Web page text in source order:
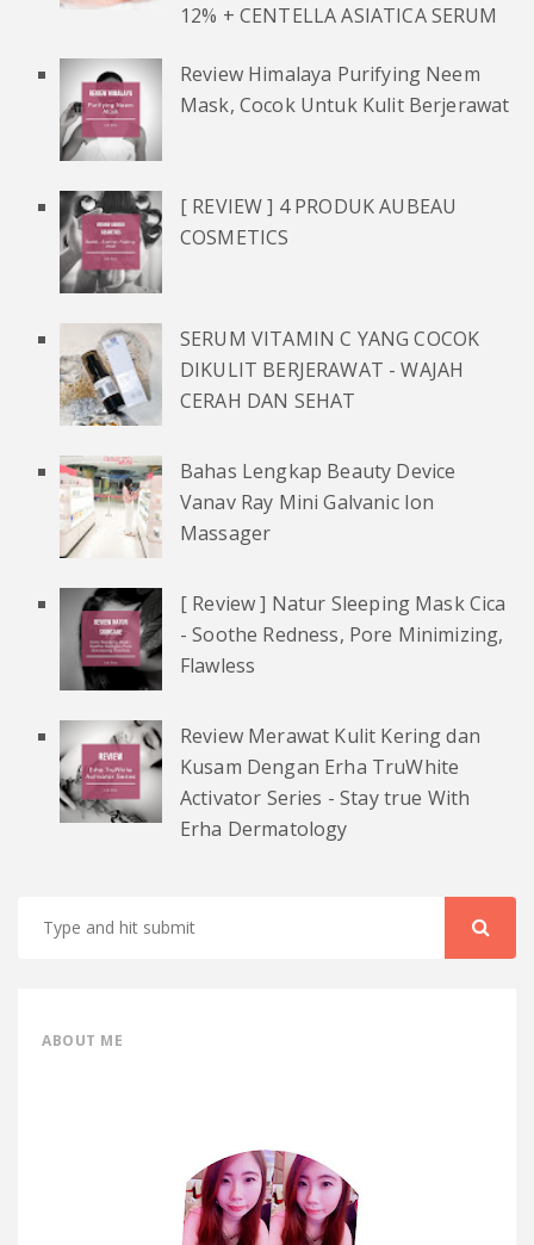
12% + CENTELLA ASIATICA SERUM
Review Himalaya Purifying Neem
Mask, Cocok Untuk Kulit Berjerawat
[ REVIEW ] 4 PRODUK AUBEAU
COSMETICS
SERUM VITAMIN C YANG COCOK
DIKULIT BERJERAWAT - WAJAH
CERAH DAN SEHAT
Bahas Lengkap Beauty Device
Vanav Ray Mini Galvanic Ion
Massager
[ Review ] Natur Sleeping Mask Cica
- Soothe Redness, Pore Minimizing,
Flawless
Review Merawat Kulit Kering dan
Kusam Dengan Erha TruWhite
Activator Series - Stay true With
Erha Dermatology
ABOUT ME